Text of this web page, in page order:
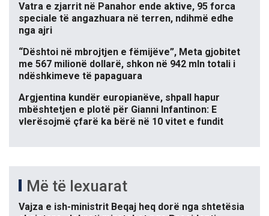
Vatra e zjarrit në Panahor ende aktive, 95 forca
speciale të angazhuara në terren, ndihmë edhe
nga ajri
“Dështoi në mbrojtjen e fëmijëve”, Meta gjobitet
me 567 milionë dollarë, shkon në 942 mln totali i
ndëshkimeve të papaguara
Argjentina kundër europianëve, shpall hapur
mbështetjen e plotë për Gianni Infantinon: E
vlerësojmë çfarë ka bërë në 10 vitet e fundit
Më të lexuarat
Vajza e ish-ministrit Beqaj heq dorë nga shtetësia